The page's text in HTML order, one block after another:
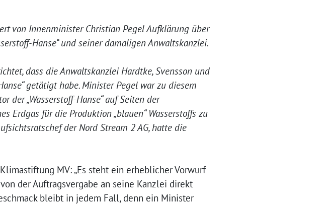
von Innenminister Christian Pegel Aufklärung über
Hanse“ und seiner damaligen Anwaltskanzlei.
dass die Anwaltskanzlei Hardtke, Svensson und
getätigt habe. Minister Pegel war zu diesem
der „Wasserstoff-Hanse“ auf Seiten der
Erdgas für die Produktion „blauen“ Wasserstoffs zu
der Nord Stream 2 AG, hatte die
MV: „Es steht ein erheblicher Vorwurf
der Auftragsvergabe an seine Kanzlei direkt
bleibt in jedem Fall, denn ein Minister